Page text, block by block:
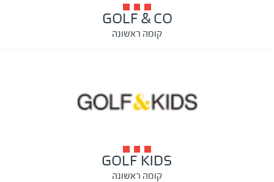
GOLF & CO
קומה ראשונה
GOLF KIDS
קומה ראשונה